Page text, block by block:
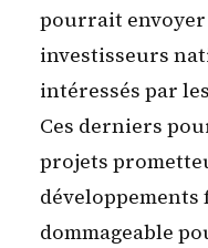
pourrait
investisseurs
intéressés par
Ces derniers
projets
dommageable